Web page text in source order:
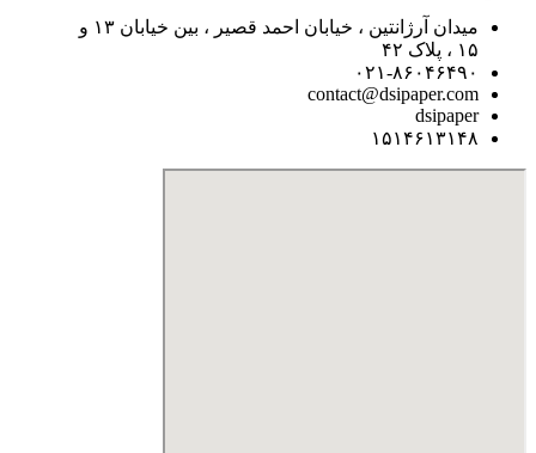
میدان آرژانتین ، خیابان احمد قصیر ، بین خیابان ۱۳ و
۱۵ ، پلاک ۴۲
۰۲۱-۸۶۰۴۶۴۹۰
contact@dsipaper.com
dsipaper
۱۵۱۴۶۱۳۱۴۸